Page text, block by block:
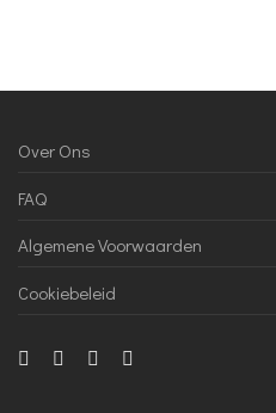
Over Ons
FAQ
Algemene Voorwaarden
Cookiebeleid